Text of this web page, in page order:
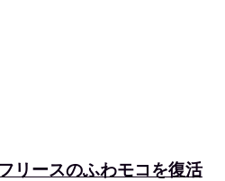
リースのふわモコを復活